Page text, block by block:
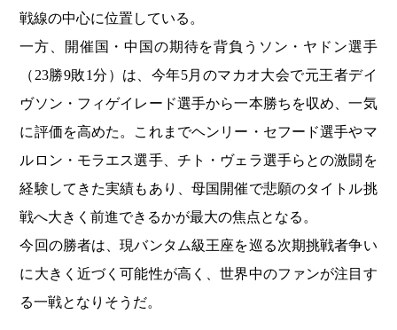
戦線の中心に位置している。
一方、開催国・中国の期待を背負うソン・ヤドン選手
（23勝9敗1分）は、今年5月のマカオ大会で元王者デイ
ヴソン・フィゲイレード選手から一本勝ちを収め、一気
に評価を高めた。これまでヘンリー・セフード選手やマ
ルロン・モラエス選手、チト・ヴェラ選手らとの激闘を
経験してきた実績もあり、母国開催で悲願のタイトル挑
戦へ大きく前進できるかが最大の焦点となる。
今回の勝者は、現バンタム級王座を巡る次期挑戦者争い
に大きく近づく可能性が高く、世界中のファンが注目す
る一戦となりそうだ。